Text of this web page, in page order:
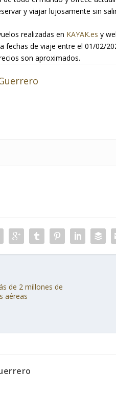
y viajar lujosamente sin
realizadas en KAYAK.es y
fechas de viaje entre el 01/02/
son aproximados.
de 2 millones de
aéreas